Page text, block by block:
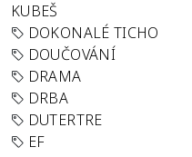
KUBEŠ
DOKONALÉ TICHO
DOUČOVÁNÍ
DRAMA
DRBA
DUTERTRE
EF